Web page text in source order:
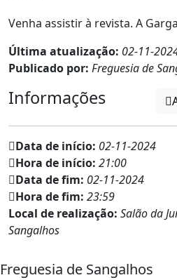
Venha assistir à revista. A
Última atualização: 02-11-
Publicado por: Freguesia de
Informações
Data de início: 02-11-2024
Hora de início: 21:00
Data de fim: 02-11-2024
Hora de fim: 23:59
Local de realização: Salão da
Sangalhos
Freguesia de Sangalhos